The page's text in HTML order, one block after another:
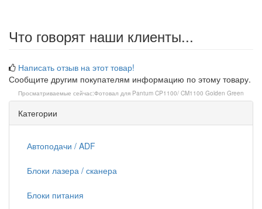
Что говорят наши клиенты...
Написать отзыв на этот товар!
Сообщите другим покупателям информацию по этому товару.
Просматриваемые сейчас:Фотовал для Pantum CP1100/ CM1100 Golden Green
Категории
Автоподачи / ADF
Блоки лазера / сканера
Блоки питания